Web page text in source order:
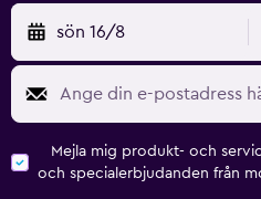
sön 16/8
Mejla mig produkt- och
och specialerbjudanden från